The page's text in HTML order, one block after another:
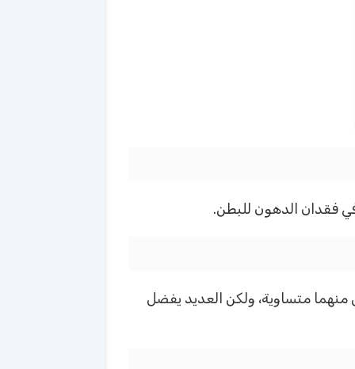
فقدان الدهون للبطن.
منهما متساوية، ولكن العديد يفضل